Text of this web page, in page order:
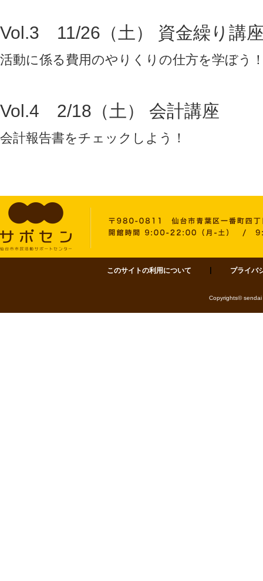
Vol.3 11/26（土） 資金繰り講
活動に係る費用のやりくりの仕方を学ぼう
Vol.4 2/18（土） 会計講座
会計報告書をチェックしよう！
サポセン 仙台市市民活動サポートセンター 〒980-0811 仙台市青葉区一
このサイトの利用について プライバ
Copyrights©